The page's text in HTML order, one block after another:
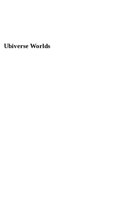
Ubiverse Worlds